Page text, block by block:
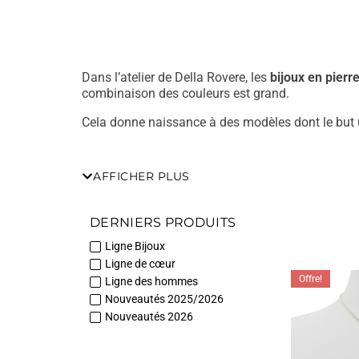
Dans l’atelier de Della Rovere, les bijoux en
combinaison des couleurs est grand.
Cela donne naissance à des modèles dont le
précieuses Della Rovere
de l’Outback australien, en passant par le
en pierres semi-précieuses de notre catalogue
Dans notre boutique en ligne, vous pourrez
recherchez un collier en aigue-marine ? Il vous
lesquels elle est incluse.
Ceci afin de rendre votre expérience d’achat
à jour, des pierres peu connues ou
AFFICHER PLUS
DERNIERS PRODUITS
Ligne Bijoux
Ligne de cœur
Ligne des hommes
Nouveautés 2025/2026
Nouveautés 2026
Offre!